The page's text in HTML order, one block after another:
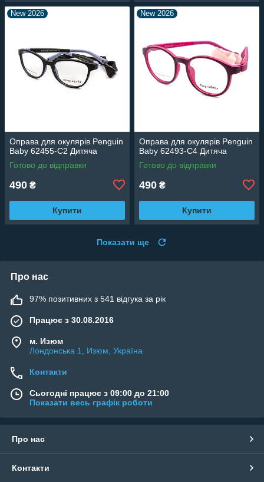
New 2026
Оправа для окулярів Penguin
Baby 62455-C2 Дитяча
Готово до відправки
490 ₴
Купити
New 2026
Оправа для окулярів Penguin
Baby 62493-C4 Дитяча
Готово до відправки
490 ₴
Купити
Показати ще
Про нас
97% позитивних з 541 відгука за рік
Працює з 30.08.2016
м. Изюм
Лондонська 1, Изюм, Україна
Контакти
Сьогодні працює з 09:00 до 21:00
Показати весь графік роботи
Про нас
Контакти